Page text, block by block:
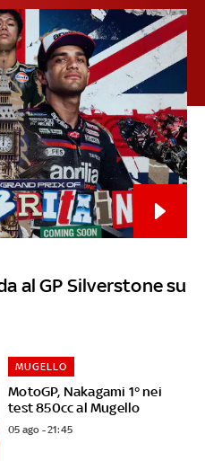
al GP Silverstone su
MotoGP, Nakagami 1° nei
test 850cc al Mugello
MUGELLO
05 ago - 21:45